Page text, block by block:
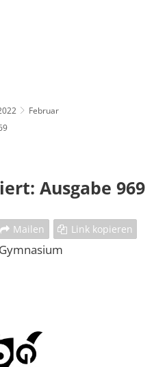
Februar
Ausgabe 969
Mailen Link kopieren